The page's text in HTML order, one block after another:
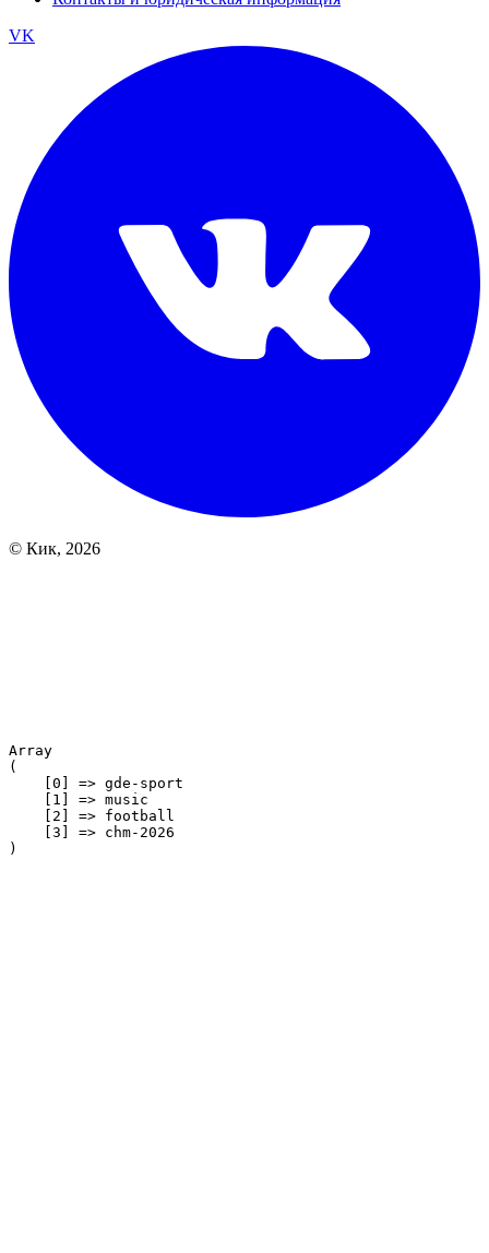
VK
© Кик, 2026
Array
(
    [0] => gde-sport
    [1] => music
    [2] => football
    [3] => chm-2026